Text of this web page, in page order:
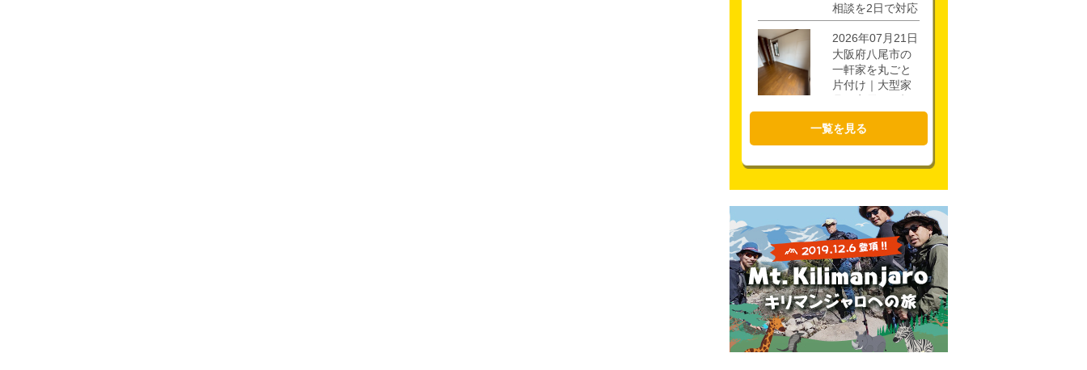
相談を2日で対応
2026年07月21日
大阪府八尾市の
一軒家を丸ごと
片付け｜大型家
で回収
2026年07月17日
軒家3階・ロフト
の片付けを1時間
半で対応
一覧を見る